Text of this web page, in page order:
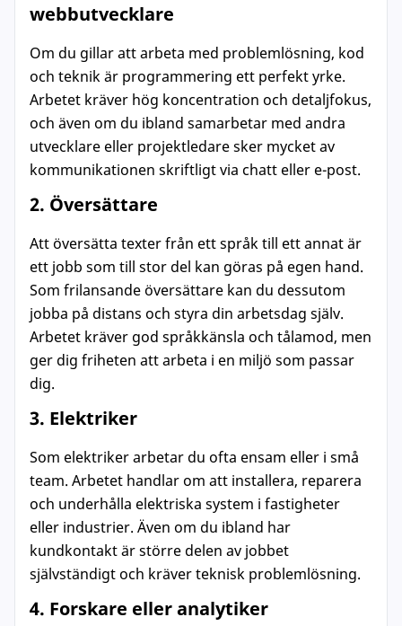
webbutvecklare
Om du gillar att arbeta med problemlösning, kod
och teknik är programmering ett perfekt yrke.
Arbetet kräver hög koncentration och detaljfokus,
och även om du ibland samarbetar med andra
utvecklare eller projektledare sker mycket av
kommunikationen skriftligt via chatt eller e-post.
2. Översättare
Att översätta texter från ett språk till ett annat är
ett jobb som till stor del kan göras på egen hand.
Som frilansande översättare kan du dessutom
jobba på distans och styra din arbetsdag själv.
Arbetet kräver god språkkänsla och tålamod, men
ger dig friheten att arbeta i en miljö som passar
dig.
3. Elektriker
Som elektriker arbetar du ofta ensam eller i små
team. Arbetet handlar om att installera, reparera
och underhålla elektriska system i fastigheter
eller industrier. Även om du ibland har
kundkontakt är större delen av jobbet
självständigt och kräver teknisk problemlösning.
4. Forskare eller analytiker